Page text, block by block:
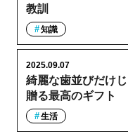
教訓
知識
綺麗な歯並びだけ
贈る最高のギフト
2025.09.07
生活